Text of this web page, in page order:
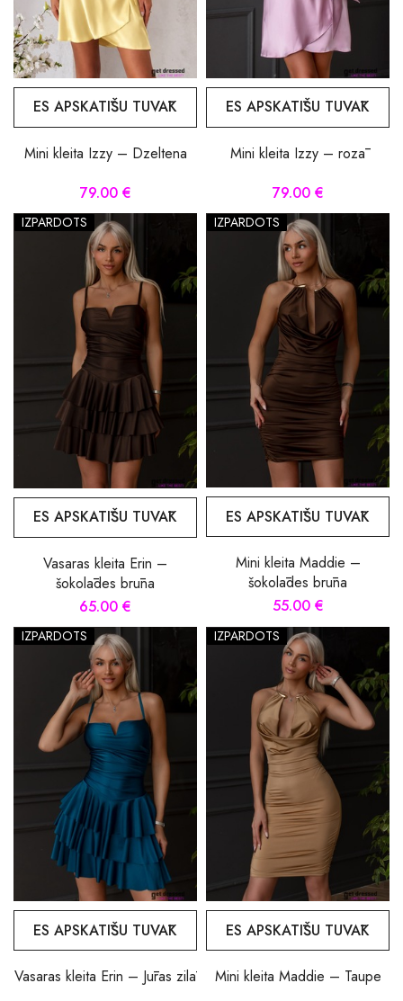
ES APSKATĪŠU TUVĀK
Mini kleita Izzy – Dzeltena
79.00 €
ES APSKATĪŠU TUVĀK
Mini kleita Izzy – rozā
79.00 €
IZPĀRDOTS
ES APSKATĪŠU TUVĀK
Vasaras kleita Erin –
šokolādes brūna
65.00 €
IZPĀRDOTS
ES APSKATĪŠU TUVĀK
Mini kleita Maddie –
šokolādes brūna
55.00 €
IZPĀRDOTS
ES APSKATĪŠU TUVĀK
Vasaras kleita Erin – Jūras zilā
IZPĀRDOTS
ES APSKATĪŠU TUVĀK
Mini kleita Maddie – Taupe